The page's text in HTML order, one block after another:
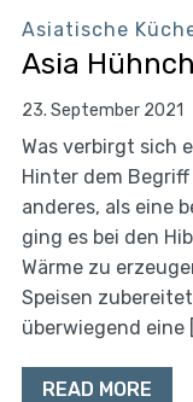
Asiatische
Asia
23. September 2021
Was verbirgt sich
Hinter dem
anderes, als eine
ging es bei den
Wärme zu
Speisen
überwiegend eine
READ MORE